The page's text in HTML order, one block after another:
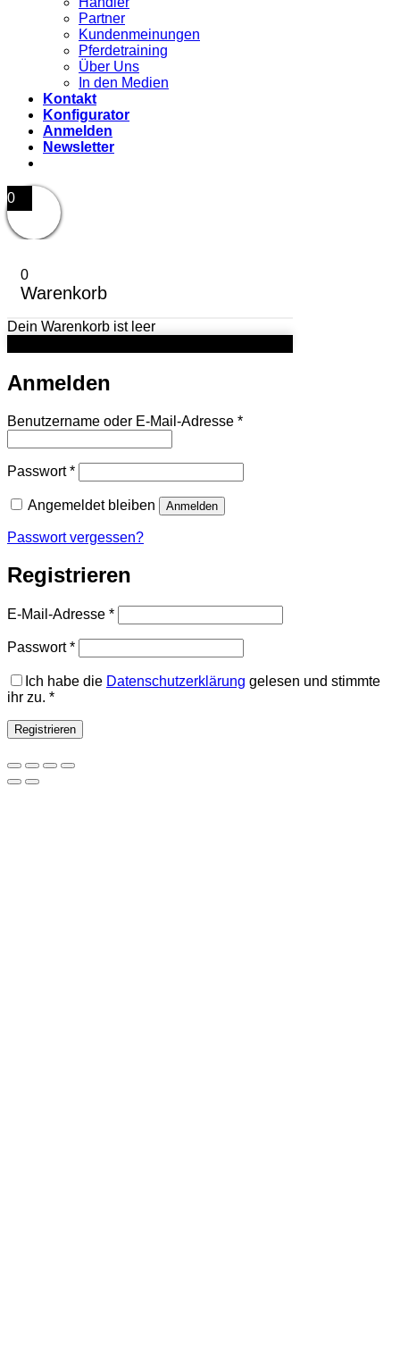
Partner
Kundenmeinungen
Pferdetraining
Über Uns
In den Medien
Kontakt
Konfigurator
Anmelden
Newsletter
0
0
Warenkorb
Dein Warenkorb ist leer
Anmelden
Benutzername oder E-Mail-Adresse *Erforderlich
Passwort*Erforderlich
Angemeldet bleiben Anmelden
Passwort vergessen?
Registrieren
E-Mail-Adresse *Erforderlich
Passwort*Erforderlich
Ich habe die Datenschutzerklärung gelesen und stimmte
ihr zu. *
Registrieren